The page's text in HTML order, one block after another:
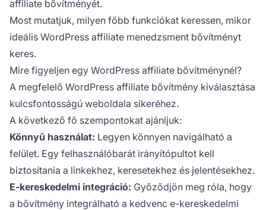
affiliate bővítményét.
Most mutatjuk, milyen főbb funkciókat keressen, mikor
ideális WordPress affiliate menedzsment bővítményt
keres.
Mire figyeljen egy WordPress affiliate bővítménynél?
A megfelelő WordPress affiliate bővítmény kiválasztása
kulcsfontosságú weboldala sikeréhez.
A következő fő szempontokat ajánljuk:
Könnyű használat: Legyen könnyen navigálható a
felület. Egy felhasználóbarát irányítópultot kell
biztosítania a linkekhez, keresetekhez és jelentésekhez.
E-kereskedelmi integráció: Győződjön meg róla, hogy
a bővítmény integrálható a kedvenc e-kereskedelmi